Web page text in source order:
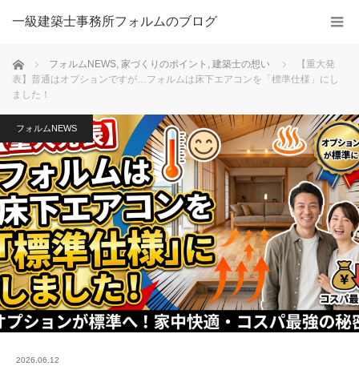
一級建築士事務所フォルムのブログ
ホーム フォルムNEWS, 家づくりのポイント , 建築士の想い
【重大発
表】普通はオプションですが…フォルムは床下エアコンを「標準仕様」にし
ました！
フォルムNEWS
2026.06.12